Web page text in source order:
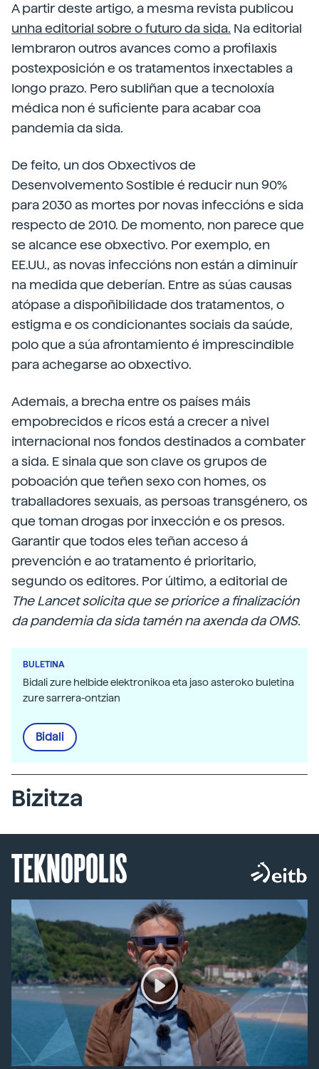
A partir deste artigo, a mesma revista publicou
unha editorial sobre o futuro da sida. Na editorial
lembraron outros avances como a profilaxis
postexposición e os tratamentos inxectables a
longo prazo. Pero subliñan que a tecnoloxía
médica non é suficiente para acabar coa
pandemia da sida.
De feito, un dos Obxectivos de
Desenvolvemento Sostible é reducir nun 90%
para 2030 as mortes por novas infeccións e sida
respecto de 2010. De momento, non parece que
se alcance ese obxectivo. Por exemplo, en
EE.UU., as novas infeccións non están a diminuír
na medida que deberían. Entre as súas causas
atópase a dispoñibilidade dos tratamentos, o
estigma e os condicionantes sociais da saúde,
polo que a súa afrontamiento é imprescindible
para achegarse ao obxectivo.
Ademais, a brecha entre os países máis
empobrecidos e ricos está a crecer a nivel
internacional nos fondos destinados a combater
a sida. E sinala que son clave os grupos de
poboación que teñen sexo con homes, os
traballadores sexuais, as persoas transgénero, os
que toman drogas por inxección e os presos.
Garantir que todos eles teñan acceso á
prevención e ao tratamento é prioritario,
segundo os editores. Por último, a editorial de
The Lancet solicita que se priorice a finalización
da pandemia da sida tamén na axenda da OMS.
BULETINA
Bidali zure helbide elektronikoa eta jaso asteroko buletina
zure sarrera-ontzian
Bidali
Bizitza
TEKNOPOLIS